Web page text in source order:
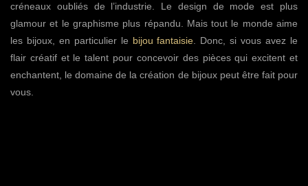
créneaux oubliés de l’industrie. Le design de mode est plus
glamour et le graphisme plus répandu. Mais tout le monde aime
les bijoux, en particulier le bijou fantaisie. Donc, si vous avez le
flair créatif et le talent pour concevoir des pièces qui excitent et
enchantent, le domaine de la création de bijoux peut être fait pour
vous.